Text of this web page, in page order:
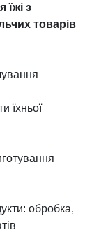
їжі з
товарів
їхньої
обробка,